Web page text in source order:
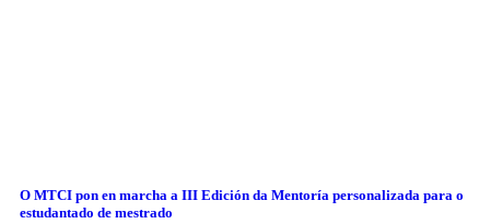
O MTCI pon en marcha a III Edición da Mentoría personalizada para o
estudantado de mestrado